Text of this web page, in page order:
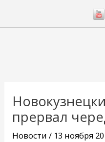
прервал
Новости / 13 ноября
записям